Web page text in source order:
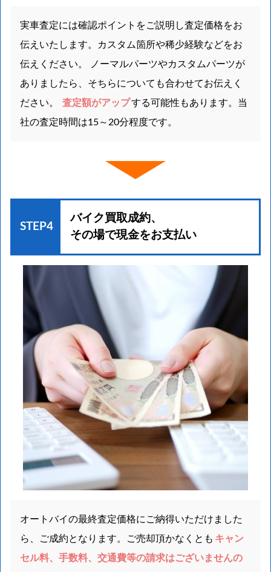
実車査定には確認ポイントをご説明し査定価格をお
伝えいたします。カスタム箇所や稀少経験などをお
伝えください。 ノーマルパーツやカスタムパーツが
ありましたら、そちらについても合わせてお伝えく
ださい。
査定額がアップする可能性もあります。当
社の査定時間は15～20分程度です。
STEP4
バイク買取成約、
その場で現金をお支払い
オートバイの最終査定価格にご納得いただけました
ら、ご成約となります。ご売却頂かなくとも キャン
セル料、手数料、交通費等の請求はございませんの